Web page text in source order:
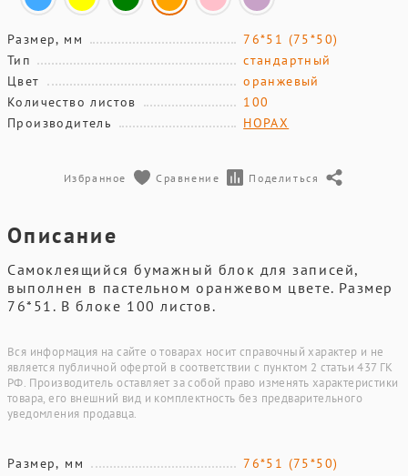
Размер, мм
76*51 (75*50)
Тип
стандартный
Цвет
оранжевый
Количество листов
100
Производитель
HOPAX
Избранное Сравнение Поделиться
Описание
Самоклеящийся бумажный блок для записей,
выполнен в пастельном оранжевом цвете. Размер
76*51. В блоке 100 листов.
Вся информация на сайте о товарах носит справочный характер и не
является публичной офертой в соответствии с пунктом 2 статьи 437 ГК
РФ. Производитель оставляет за собой право изменять характеристики
товара, его внешний вид и комплектность без предварительного
уведомления продавца.
Размер, мм
76*51 (75*50)